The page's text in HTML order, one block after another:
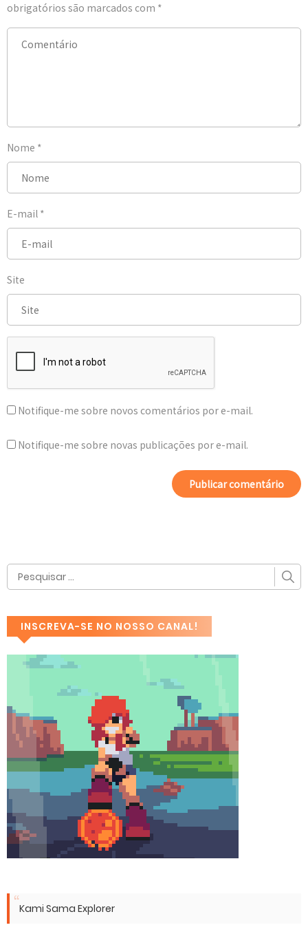
obrigatórios são marcados com *
Nome *
E-mail *
Site
Notifique-me sobre novos comentários por e-mail.
Notifique-me sobre novas publicações por e-mail.
INSCREVA-SE NO NOSSO CANAL!
Kami Sama Explorer